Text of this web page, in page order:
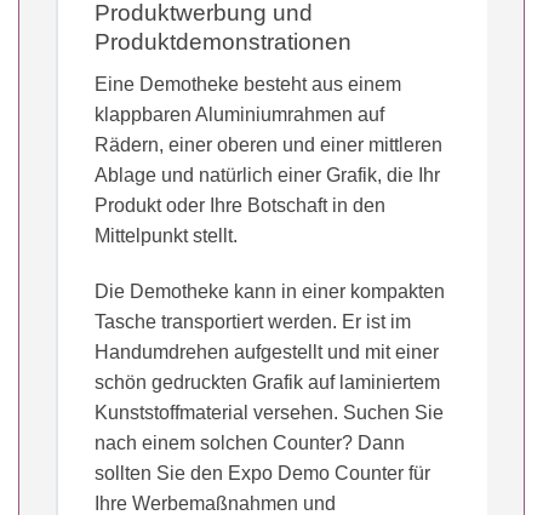
Produktwerbung und
Produktdemonstrationen
Eine Demotheke besteht aus einem
klappbaren Aluminiumrahmen auf
Rädern, einer oberen und einer mittleren
Ablage und natürlich einer Grafik, die Ihr
Produkt oder Ihre Botschaft in den
Mittelpunkt stellt.
Die Demotheke kann in einer kompakten
Tasche transportiert werden. Er ist im
Handumdrehen aufgestellt und mit einer
schön gedruckten Grafik auf laminiertem
Kunststoffmaterial versehen. Suchen Sie
nach einem solchen Counter? Dann
sollten Sie den Expo Demo Counter für
Ihre Werbemaßnahmen und